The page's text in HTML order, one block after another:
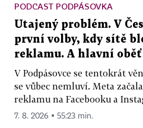
PODCAST PODPÁSOVKA
Utajený problém. V
první volby, kdy sítě
reklamu. A hlavní oběť
V Podpásovce se tentokrát
se vůbec nemluví. Meta
reklamu na Facebooku a
7. 8. 2026 ▪ 55:23 min.